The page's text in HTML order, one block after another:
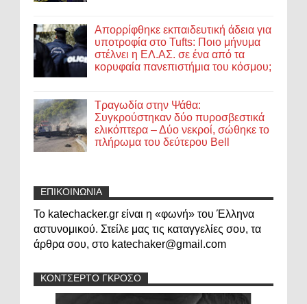
Απορρίφθηκε εκπαιδευτική άδεια για
υποτροφία στο Tufts: Ποιο μήνυμα
στέλνει η ΕΛ.ΑΣ. σε ένα από τα
κορυφαία πανεπιστήμια του κόσμου;
Τραγωδία στην Ψάθα:
Συγκρούστηκαν δύο πυροσβεστικά
ελικόπτερα – Δύο νεκροί, σώθηκε το
πλήρωμα του δεύτερου Bell
ΕΠΙΚΟΙΝΩΝΙΑ
Το katechacker.gr είναι η «φωνή» του Έλληνα
αστυνομικού. Στείλε μας τις καταγγελίες σου, τα
άρθρα σου, στο katechaker@gmail.com
ΚΟΝΤΣΕΡΤΟ ΓΚΡΟΣΟ